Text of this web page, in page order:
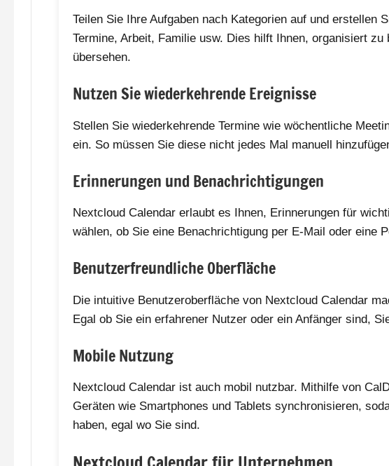
Teilen Sie Ihre Aufgaben nach Kategorien auf und erstellen
Termine, Arbeit, Familie usw. Dies hilft Ihnen, organisiert
übersehen.
Nutzen Sie wiederkehrende Ereignisse
Stellen Sie wiederkehrende Termine wie wöchentliche
ein. So müssen Sie diese nicht jedes Mal manuell
Erinnerungen und Benachrichtigungen
Nextcloud Calendar erlaubt es Ihnen, Erinnerungen für
wählen, ob Sie eine Benachrichtigung per E-Mail oder eine
Benutzerfreundliche Oberfläche
Die intuitive Benutzeroberfläche von Nextcloud Calendar
Egal ob Sie ein erfahrener Nutzer oder ein Anfänger sind,
Mobile Nutzung
Nextcloud Calendar ist auch mobil nutzbar. Mithilfe von
Geräten wie Smartphones und Tablets synchronisieren,
haben, egal wo Sie sind.